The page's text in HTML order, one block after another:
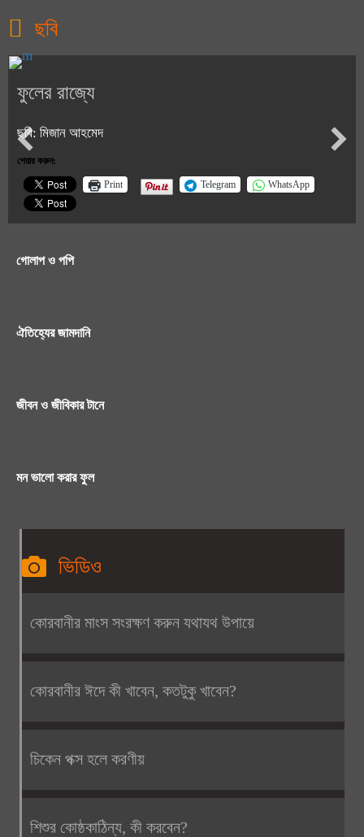
ছবি
ফুলের রাজ্যে
ছবি: মিজান আহমেদ
শেয়ার করুন:
Print Telegram WhatsApp
গোলাপ ও পপি
ঐতিহ্যের জামদানি
জীবন ও জীবিকার টানে
মন ভালো করার ফুল
ভিডিও
কোরবানীর মাংস সংরক্ষণ করুন যথাযথ উপায়ে
কোরবানীর ঈদে কী খাবেন, কতটুকু খাবেন?
চিকেন পক্স হলে করণীয়
শিশুর কোষ্ঠকাঠিন্য, কী করবেন?